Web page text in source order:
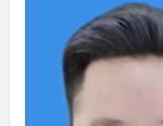
下页 尾页